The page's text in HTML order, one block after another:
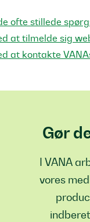
ofte stillede
at tilmelde sig
at kontakte
Gør
I VANA
vores